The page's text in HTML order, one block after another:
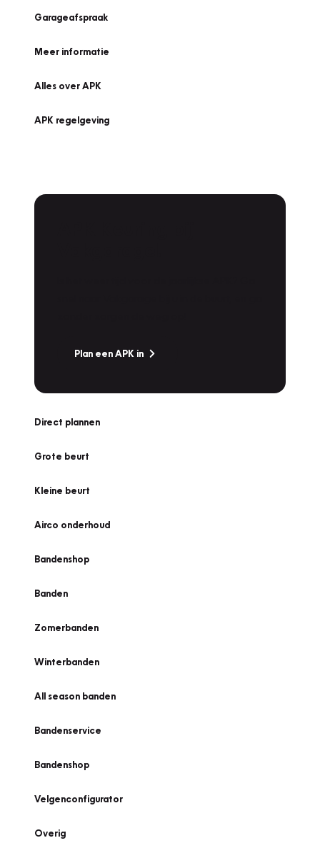
Garageafspraak
Meer informatie
Alles over APK
APK regelgeving
Plan een APK in
Direct plannen
Grote beurt
Kleine beurt
Airco onderhoud
Bandenshop
Banden
Zomerbanden
Winterbanden
All season banden
Bandenservice
Bandenshop
Velgenconfigurator
Overig